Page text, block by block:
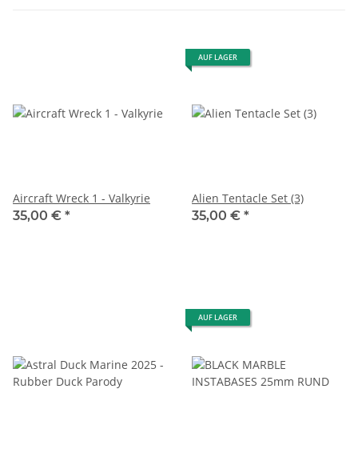
Aircraft Wreck 1 - Valkyrie
35,00 € *
AUF LAGER
Alien Tentacle Set (3)
35,00 € *
AUF LAGER